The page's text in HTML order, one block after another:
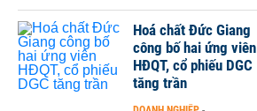
Hoá chất Đức Giang
công bố hai ứng viên
HĐQT, cổ phiếu DGC
tăng trần